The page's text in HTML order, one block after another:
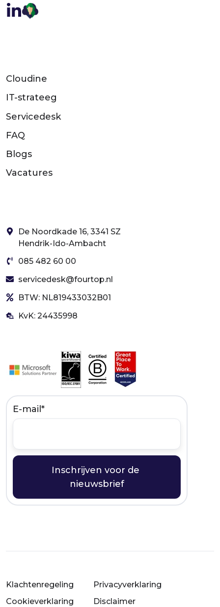
Cloudine
IT-strateeg
Servicedesk
FAQ
Blogs
Vacatures
De Noordkade 16, 3341 SZ
Hendrik-Ido-Ambacht
085 482 60 00
servicedesk@fourtop.nl
BTW: NL819433032B01
KvK: 24435998
E-mail *
Klachtenregeling
Privacyverklaring
Cookieverklaring
Disclaimer